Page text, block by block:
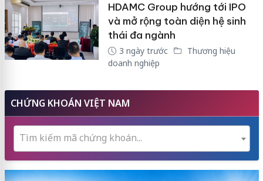
HDAMC Group hướng tới IPO
và mở rộng toàn diện hệ sinh
thái đa ngành
3 ngày trước
Thương hiệu
doanh nghiệp
CHỨNG KHOÁN VIỆT NAM
Tìm kiếm mã chứng khoán...